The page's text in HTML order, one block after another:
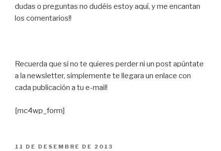
dudas o preguntas no dudéis estoy aquí, y me encantan
los comentarios!!
Recuerda que si no te quieres perder ni un post apúntate
a la newsletter, simplemente te llegara un enlace con
cada publicación a tu e-mail!
[mc4wp_form]
PUBLICAT
11 DE DESEMBRE DE 2013